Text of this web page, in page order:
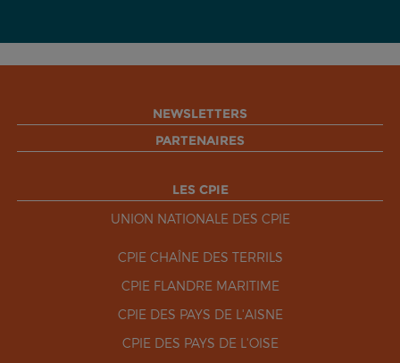
NEWSLETTERS
PARTENAIRES
LES CPIE
UNION NATIONALE DES CPIE
CPIE CHAÎNE DES TERRILS
CPIE FLANDRE MARITIME
CPIE DES PAYS DE L'AISNE
CPIE DES PAYS DE L'OISE